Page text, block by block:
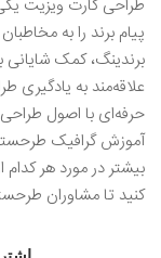
طراحی کارت ویزیت
پیام برند را به
برندینگ، کمک
علاقه‌مند به
حرفه‌ای با اصول طراحی
آموزش گرافیک
بیشتر در مورد هر
کنید تا مشاوران